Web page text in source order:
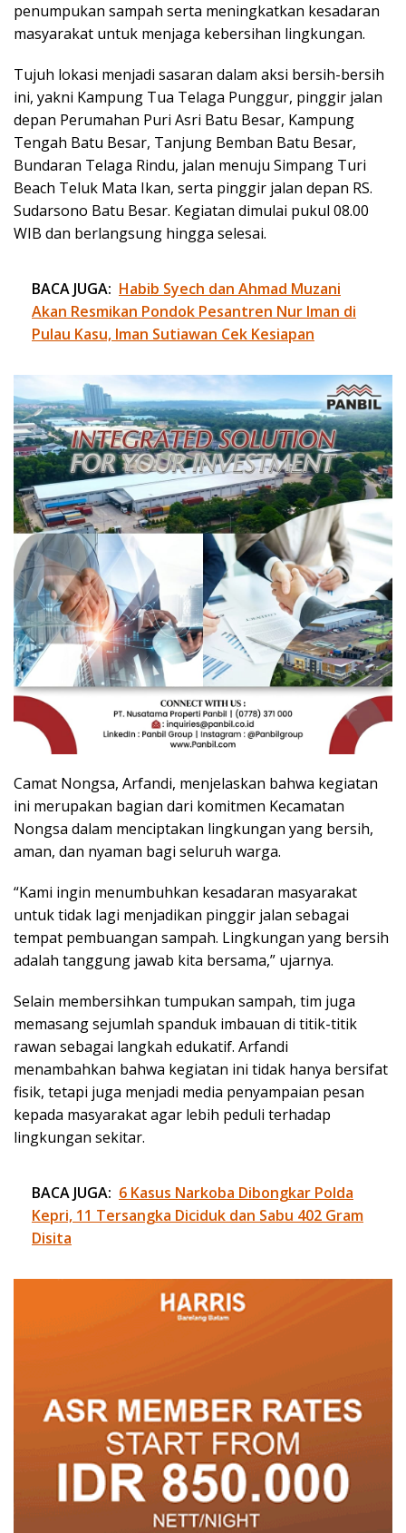
penumpukan sampah serta meningkatkan kesadaran
masyarakat untuk menjaga kebersihan lingkungan.
Tujuh lokasi menjadi sasaran dalam aksi bersih-bersih
ini, yakni Kampung Tua Telaga Punggur, pinggir jalan
depan Perumahan Puri Asri Batu Besar, Kampung
Tengah Batu Besar, Tanjung Bemban Batu Besar,
Bundaran Telaga Rindu, jalan menuju Simpang Turi
Beach Teluk Mata Ikan, serta pinggir jalan depan RS.
Sudarsono Batu Besar. Kegiatan dimulai pukul 08.00
WIB dan berlangsung hingga selesai.
BACA JUGA: Habib Syech dan Ahmad Muzani
Akan Resmikan Pondok Pesantren Nur Iman di
Pulau Kasu, Iman Sutiawan Cek Kesiapan
Camat Nongsa, Arfandi, menjelaskan bahwa kegiatan
ini merupakan bagian dari komitmen Kecamatan
Nongsa dalam menciptakan lingkungan yang bersih,
aman, dan nyaman bagi seluruh warga.
“Kami ingin menumbuhkan kesadaran masyarakat
untuk tidak lagi menjadikan pinggir jalan sebagai
tempat pembuangan sampah. Lingkungan yang bersih
adalah tanggung jawab kita bersama,” ujarnya.
Selain membersihkan tumpukan sampah, tim juga
memasang sejumlah spanduk imbauan di titik-titik
rawan sebagai langkah edukatif. Arfandi
menambahkan bahwa kegiatan ini tidak hanya bersifat
fisik, tetapi juga menjadi media penyampaian pesan
kepada masyarakat agar lebih peduli terhadap
lingkungan sekitar.
BACA JUGA: 6 Kasus Narkoba Dibongkar Polda
Kepri, 11 Tersangka Diciduk dan Sabu 402 Gram
Disita